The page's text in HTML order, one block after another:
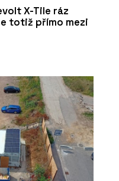
X-Tile ráz
totiž přímo mezi